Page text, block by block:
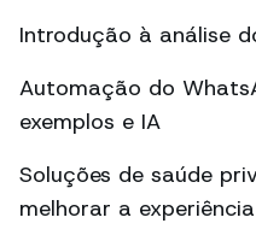
Introdução à análise
Automação do
exemplos e IA
Soluções de saúde
melhorar a